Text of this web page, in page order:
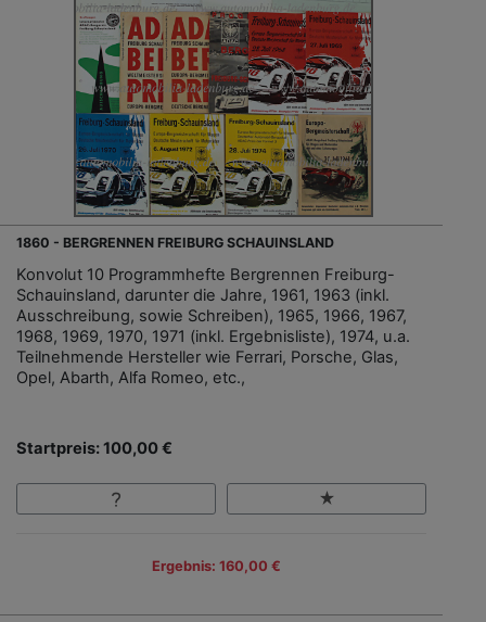
1860 - BERGRENNEN FREIBURG SCHAUINSLAND
Konvolut 10 Programmhefte Bergrennen Freiburg-
Schauinsland, darunter die Jahre, 1961, 1963 (inkl.
Ausschreibung, sowie Schreiben), 1965, 1966, 1967,
1968, 1969, 1970, 1971 (inkl. Ergebnisliste), 1974, u.a.
Teilnehmende Hersteller wie Ferrari, Porsche, Glas,
Opel, Abarth, Alfa Romeo, etc.,
Startpreis: 100,00 €
Ergebnis: 160,00 €